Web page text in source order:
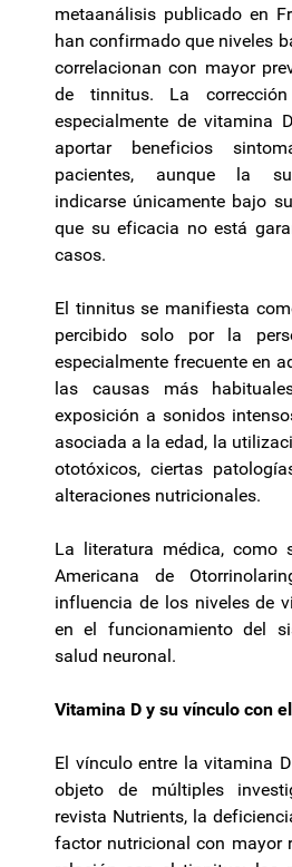
metaanálisis publicado en
han confirmado que niveles
correlacionan con mayor
de tinnitus. La
especialmente de vitamina
aportar beneficios
pacientes, aunque la
indicarse únicamente bajo
que su eficacia no está
casos.
El tinnitus se manifiesta
percibido solo por la
especialmente frecuente en
las causas más
exposición a sonidos
asociada a la edad, la
ototóxicos, ciertas
alteraciones nutricionales.
La literatura médica, como
Americana de
influencia de los niveles de
en el funcionamiento del
salud neuronal.
Vitamina D y su vínculo con
El vínculo entre la vitamina
objeto de múltiples
revista Nutrients, la
factor nutricional con mayor